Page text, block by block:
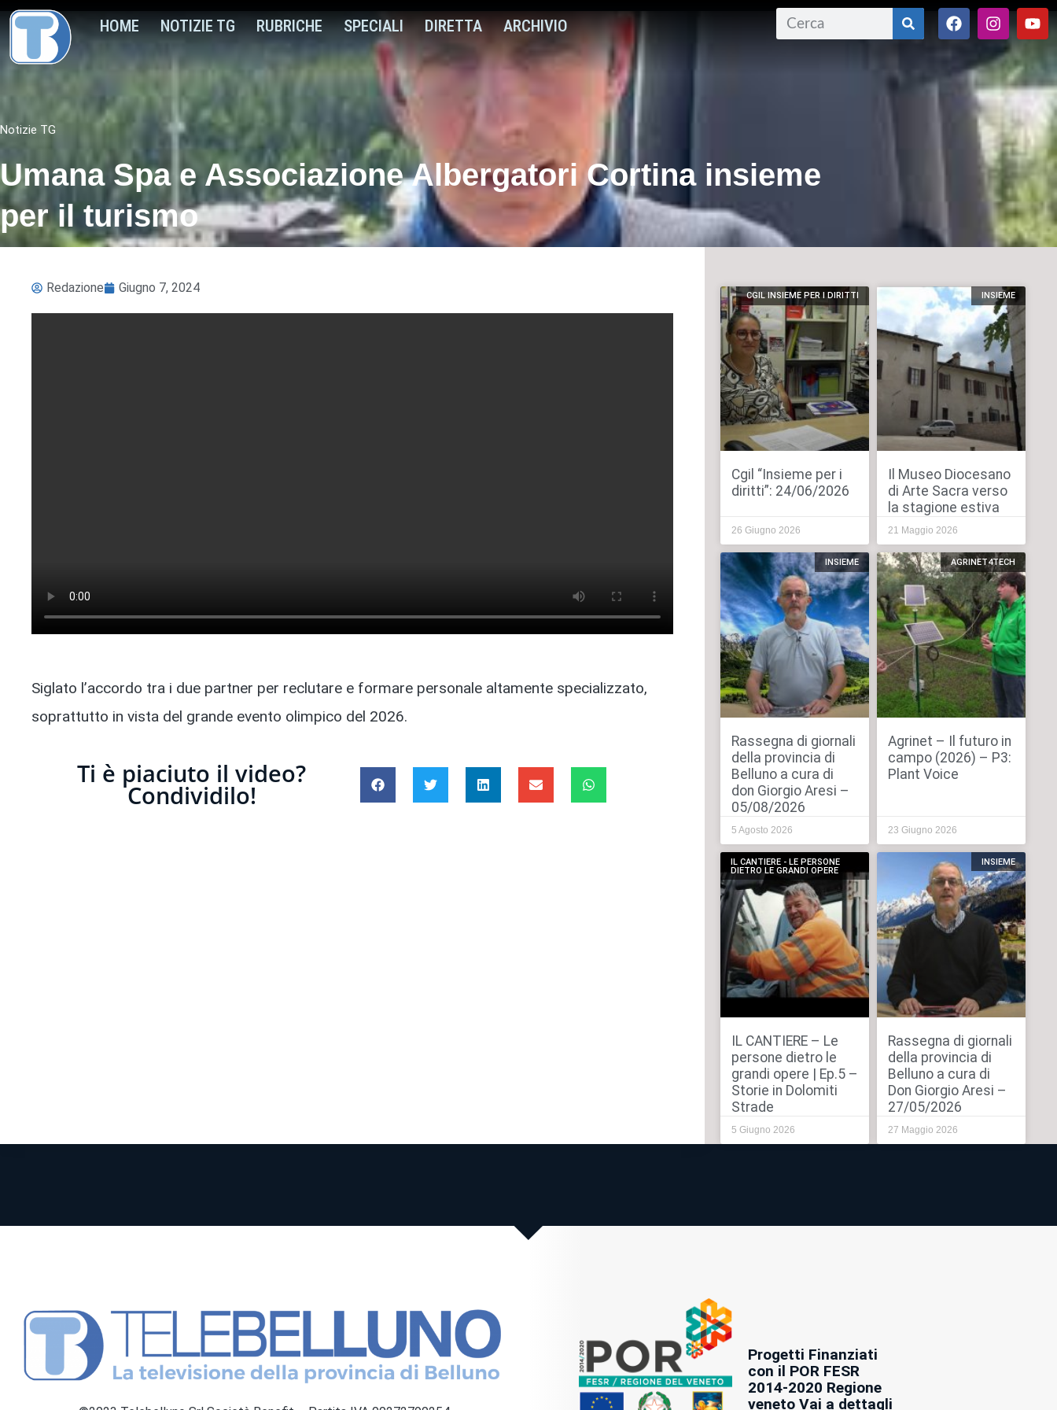
HOME NOTIZIE TG RUBRICHE SPECIALI DIRETTA ARCHIVIO
Notizie TG
Umana Spa e Associazione Albergatori Cortina insieme
per il turismo
Redazione Giugno 7, 2024
Siglato l’accordo tra i due partner per reclutare e formare personale altamente specializzato,
soprattutto in vista del grande evento olimpico del 2026.
Ti è piaciuto il video?
Condividilo!
CGIL INSIEME PER I DIRITTI
Cgil “Insieme per i
diritti”: 24/06/2026
26 Giugno 2026
INSIEME
Il Museo Diocesano
di Arte Sacra verso
la stagione estiva
21 Maggio 2026
INSIEME
Rassegna di giornali
della provincia di
Belluno a cura di
don Giorgio Aresi –
05/08/2026
5 Agosto 2026
AGRINET4TECH
Agrinet – Il futuro in
campo (2026) – P3:
Plant Voice
23 Giugno 2026
IL CANTIERE - LE PERSONE
DIETRO LE GRANDI OPERE
IL CANTIERE – Le
persone dietro le
grandi opere | Ep.5 –
Storie in Dolomiti
Strade
5 Giugno 2026
INSIEME
Rassegna di giornali
della provincia di
Belluno a cura di
Don Giorgio Aresi –
27/05/2026
27 Maggio 2026
Progetti Finanziati
con il POR FESR
2014-2020 Regione
veneto Vai a dettagli